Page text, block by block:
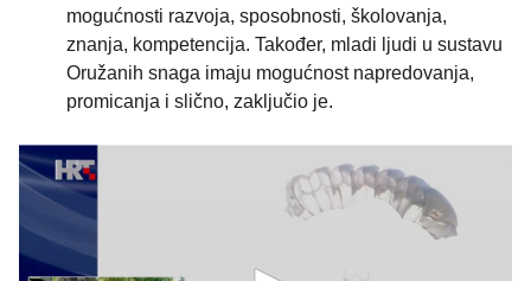
mogućnosti razvoja, sposobnosti, školovanja,
znanja, kompetencija. Također, mladi ljudi u sustavu
Oružanih snaga imaju mogućnost napredovanja,
promicanja i slično, zaključio je.